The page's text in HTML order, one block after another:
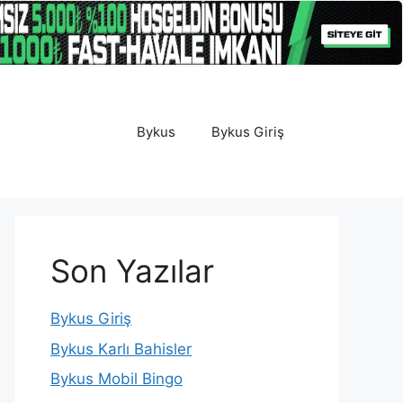
Bykus Bykus Giriş
Son Yazılar
Bykus Giriş
Bykus Karlı Bahisler
Bykus Mobil Bingo